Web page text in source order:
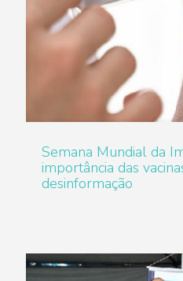
Semana Mundial da
importância das
desinformação